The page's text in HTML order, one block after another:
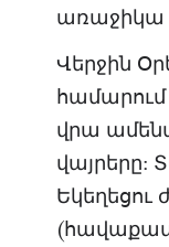
առաջիկա
Վերջին
համարում
վրա
վայրերը:
Եկեղեցու